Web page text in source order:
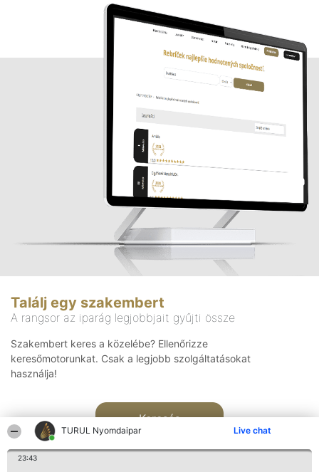
TURUL Nyomdaipar Live chat
23:43
Találj egy szakembert
A rangsor az iparág legjobbjait gyűjti össze
Szakembert keres a közelébe? Ellenőrizze
keresőmotorunkat. Csak a legjobb szolgáltatásokat
használja!
Keresés